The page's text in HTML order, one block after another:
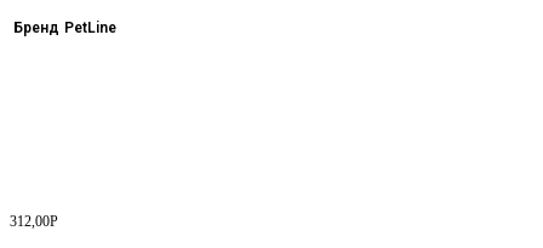
Бренд PetLine
312,00Р